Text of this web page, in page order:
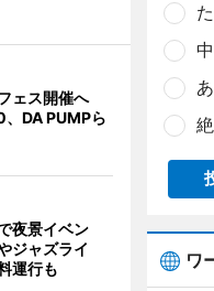
ェス開催へ
DA PUMPら
夜景イベン
ジャズライ
運行も
ワ